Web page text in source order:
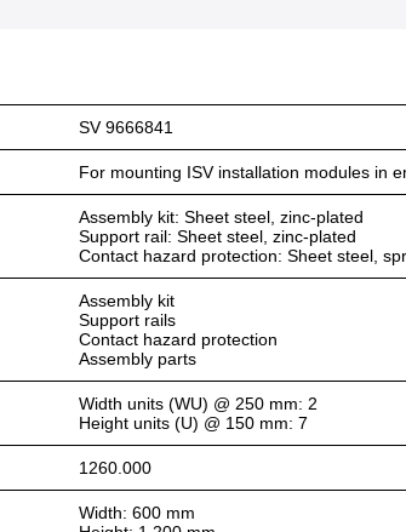
SV 9666841
For mounting ISV installation modules in
Assembly kit: Sheet steel, zinc-plated
Support rail: Sheet steel, zinc-plated
Contact hazard protection: Sheet steel,
Assembly kit
Support rails
Contact hazard protection
Assembly parts
Width units (WU) @ 250 mm: 2
Height units (U) @ 150 mm: 7
1260.000
Width: 600 mm